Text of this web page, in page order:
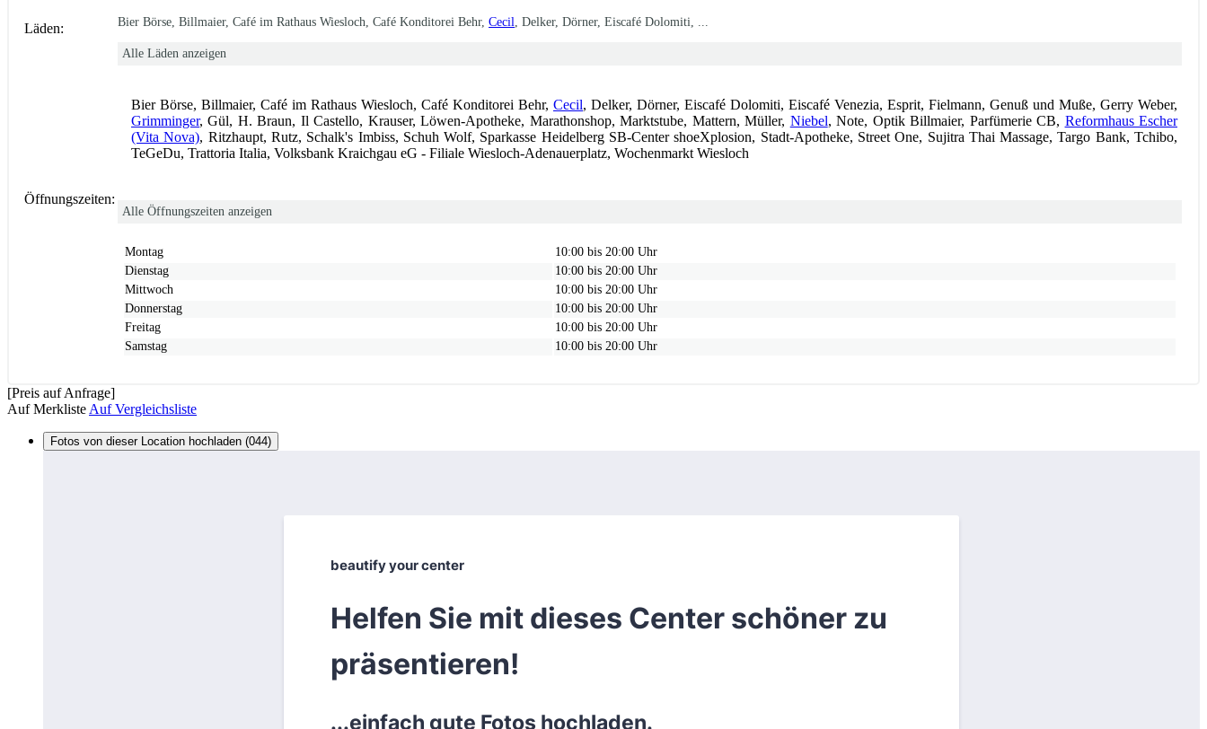
Läden: Bier Börse, Billmaier, Café im Rathaus Wiesloch, Café Konditorei Behr, Cecil , Delker, Dörner, Eiscafé Dolomiti, ...
Alle Läden anzeigen
Bier Börse, Billmaier, Café im Rathaus Wiesloch, Café Konditorei Behr, Cecil, Delker, Dörner, Eiscafé Dolomiti, Eiscafé Venezia, Esprit, Fielmann, Genuß und Muße, Gerry Weber,
Grimminger, Gül, H. Braun, Il Castello, Krauser, Löwen-Apotheke, Marathonshop, Marktstube, Mattern, Müller, Niebel, Note, Optik Billmaier, Parfümerie CB, Reformhaus Escher
(Vita Nova), Ritzhaupt, Rutz, Schalk's Imbiss, Schuh Wolf, Sparkasse Heidelberg SB-Center shoeXplosion, Stadt-Apotheke, Street One, Sujitra Thai Massage, Targo Bank, Tchibo,
TeGeDu, Trattoria Italia, Volksbank Kraichgau eG - Filiale Wiesloch-Adenauerplatz, Wochenmarkt Wiesloch
Öffnungszeiten:
Alle Öffnungszeiten anzeigen
Montag
10:00 bis 20:00 Uhr
Dienstag
10:00 bis 20:00 Uhr
Mittwoch
10:00 bis 20:00 Uhr
Donnerstag
10:00 bis 20:00 Uhr
Freitag
10:00 bis 20:00 Uhr
Samstag
10:00 bis 20:00 Uhr
[Preis auf Anfrage]
Auf Merkliste Auf Vergleichsliste
Fotos von dieser Location hochladen (044)